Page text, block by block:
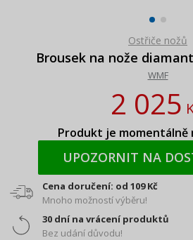
Ostřiče nožů
Brousek na nože
WMF
2 025
Produkt je momentálně
UPOZORNIT NA
Cena doručení: od 109 Kč
Mnoho možností výběru!
30 dní na vrácení produktů
Bez udání důvodu!